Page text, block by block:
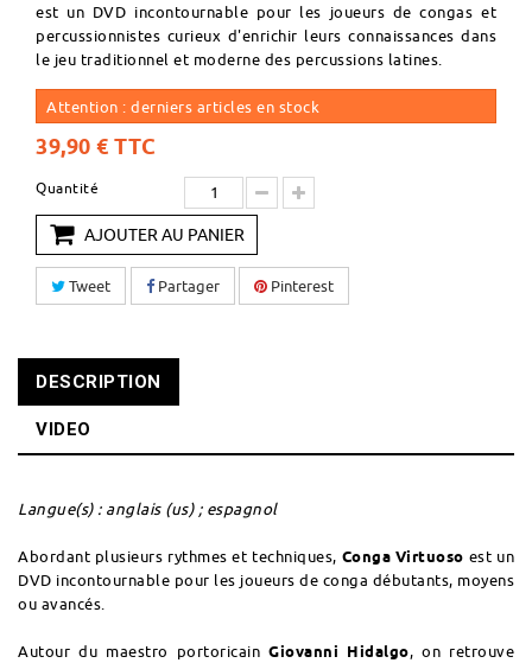
est un DVD incontournable pour les joueurs decongas et
percussionnistes curieux d'enrichir leurs connaissances dans
le jeu traditionnel et moderne des percussions latines
Attention : derniers articles en stock
39,90 € TTC
Quantité
AJOUTER AU PANIER
Tweet Partager Pinterest
DESCRIPTION
VIDEO
Langue(s) : anglais (us) ; espagnol
Abordant plusieurs rythmes et techniques, Conga Virtuoso est un
DVD incontournable pour les joueurs de conga débutants, moyens
ou avancés.
Autour du maestro portoricain Giovanni Hidalgo, on retrouve